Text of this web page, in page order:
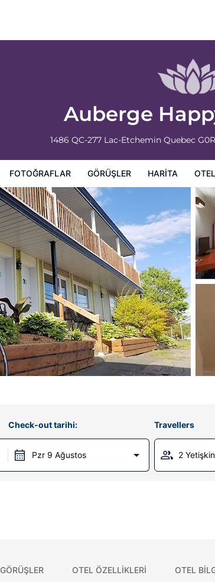
Auberge
1486 QC-277 Lac-Etchemin Quebec
FOTOĞRAFLAR GÖRÜŞLER HARITA
Check-out tarihi:
Pzr 9 Ağustos
Travellers
2 Yetişkin
GÖRÜŞLER OTEL ÖZELLIKLERI OTEL